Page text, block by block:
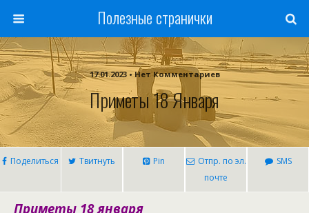
Полезные странички
17.01.2023 • Нет Комментариев
Приметы 18 Января
Поделиться Твитнуть Pin
Отпр. по эл.
почте
SMS
Приметы 18 января